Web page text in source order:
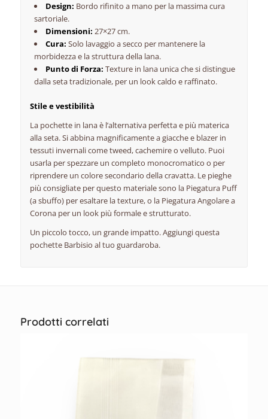
Design: Bordo rifinito a mano per la massima cura
sartoriale.
Dimensioni: 27×27 cm.
Cura: Solo lavaggio a secco per mantenere la
morbidezza e la struttura della lana.
Punto di Forza: Texture in lana unica che si distingue
dalla seta tradizionale, per un look caldo e raffinato.
Stile e vestibilità
La pochette in lana è l’alternativa perfetta e più materica
alla seta. Si abbina magnificamente a giacche e blazer in
tessuti invernali come tweed, cachemire o velluto. Puoi
usarla per spezzare un completo monocromatico o per
riprendere un colore secondario della cravatta. Le pieghe
più consigliate per questo materiale sono la Piegatura Puff
(a sbuffo) per esaltare la texture, o la Piegatura Angolare a
Corona per un look più formale e strutturato.
Un piccolo tocco, un grande impatto. Aggiungi questa
pochette Barbisio al tuo guardaroba.
Prodotti correlati